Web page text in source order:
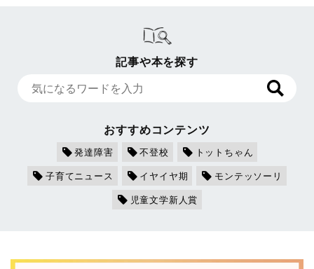
記事や本を探す
おすすめコンテンツ
発達障害 不登校
トットちゃん
子育てニュース
イヤイヤ期
モンテッソーリ
児童文学新人賞